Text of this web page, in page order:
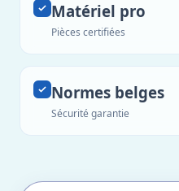
Matériel pro
Pièces certifiées
Normes belges
Sécurité garantie